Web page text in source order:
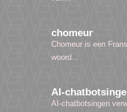
chomeur
Chomeur is een Frans
woord...
AI-
AI-chatbotsingen